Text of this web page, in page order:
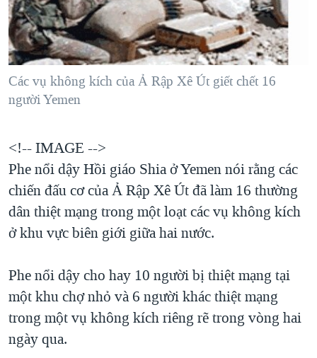
"Tìm"NGƯỜI VIỆT HẢI NGOẠI
ĐỜI SỐNG
KINH TẾ
KHOA HỌC
VĂN HOÁ
THỂ THAO
GIÁO DỤC
TẠI
HÀNH TRÌNH BẦU CỬ 2024
MỘT NĂM CHIẾN TRANH TẠI DẢI GAZA
GIẢI MÃ VÀNH ĐAI & CON ĐƯỜNG
NGÀY TỊ NẠN THẾ GIỚI
GROUND ZERO – XƯA VÀ NAY
CHI PHÍ CHIẾN TRANH AFGHANISTAN
CÁC GIÁ TRỊ CỘNG HÒA Ở VIỆT NAM
THƯỢNG ĐỈNH TRUMP-KIM TẠI VIỆT NAM
NGƯ DÂN VIỆT VÀ LÀN SÓNG TRỘM HẢI SÂM
QUAN HỆ VIỆT MỸ
VIDEO
NGHE
MẠNG XÃ HỘI
Ngôn ngữ khác
Các vụ không kích của Ả Rập Xê Út giết chết 16
người Yemen
<!-- IMAGE -->
Phe nổi dậy Hồi giáo Shia ở Yemen nói rằng các
chiến đấu cơ của Ả Rập Xê Út đã làm 16 thường
dân thiệt mạng trong một loạt các vụ không kích
ở khu vực biên giới giữa hai nước.
Phe nổi dậy cho hay 10 người bị thiệt mạng tại
một khu chợ nhỏ và 6 người khác thiệt mạng
trong một vụ không kích riêng rẽ trong vòng hai
ngày qua.